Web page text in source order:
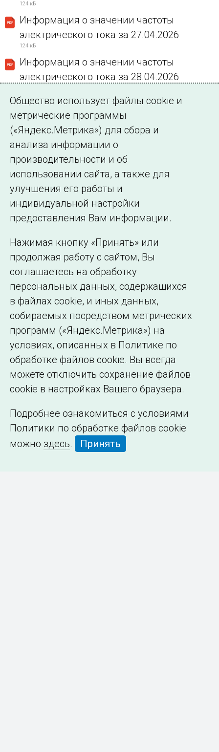
124 кБ
Информация о значении частоты
электрического тока за 27.04.2026
124 кБ
Информация о значении частоты
электрического тока за 28.04.2026
Информация о значении частоты
электрического тока за 29.04.2026
718 кБ
Информация о значении частоты
электрического тока за 30.04.2026
123 кБ
©2005–2026 АО «СО ЕЭС»
Филиалы и
представительства
образовательной
организации
Общество использует файлы cookie и
метрические программы
(«Яндекс.Метрика») для сбора и
анализа информации о
производительности и об
использовании сайта, а также для
улучшения его работы и
индивидуальной настройки
предоставления Вам информации.
Нажимая кнопку «Принять» или
продолжая работу с сайтом, Вы
соглашаетесь на обработку
персональных данных, содержащихся
в файлах cookie, и иных данных,
собираемых посредством метрических
программ («Яндекс.Метрика») на
условиях, описанных в Политике по
обработке файлов cookie. Вы всегда
можете отключить сохранение файлов
cookie в настройках Вашего браузера.
Подробнее ознакомиться с условиями
Политики по обработке файлов cookie
можно здесь. Принять